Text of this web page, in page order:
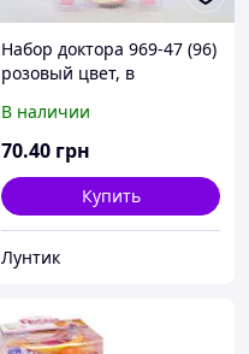
Набор доктора 969-47 (96)
розовый цвет, в
В наличии
70.40 грн
Купить
Лунтик